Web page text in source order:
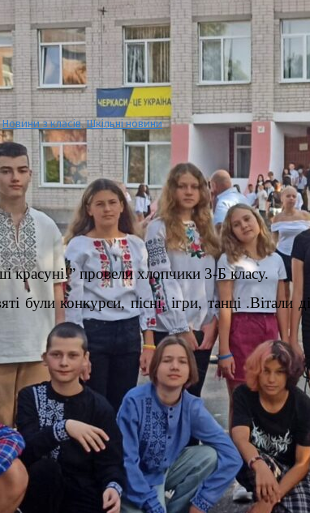
Новини з класів,Шкільні новини
красуні!” провели хлопчики 3-Б класу.
були конкурси, пісні, ігри, танці .Вітали